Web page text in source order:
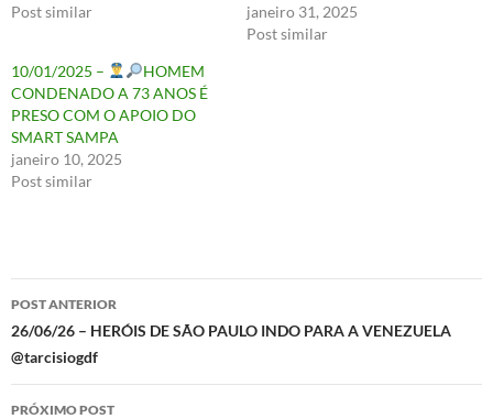
Post similar
janeiro 31, 2025
Post similar
10/01/2025 –
HOMEM
CONDENADO A 73 ANOS É
PRESO COM O APOIO DO
SMART SAMPA
janeiro 10, 2025
Post similar
Navegação
de
posts
POST ANTERIOR
26/06/26 – HERÓIS DE SÃO PAULO INDO PARA A VENEZUELA
@tarcisiogdf
PRÓXIMO POST